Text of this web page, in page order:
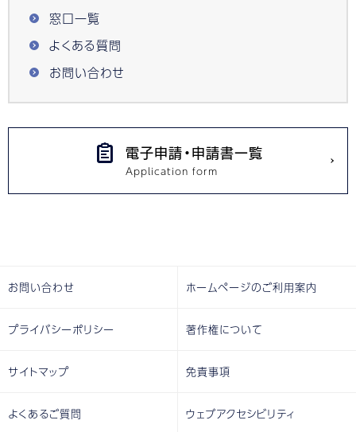
窓口一覧
よくある質問
お問い合わせ
電子申請・申請書一覧
お問い合わせ ホームページのご利用案内
プライバシーポリシー 著作権について
サイトマップ 免責事項
よくあるご質問 ウェブアクセシビリティ